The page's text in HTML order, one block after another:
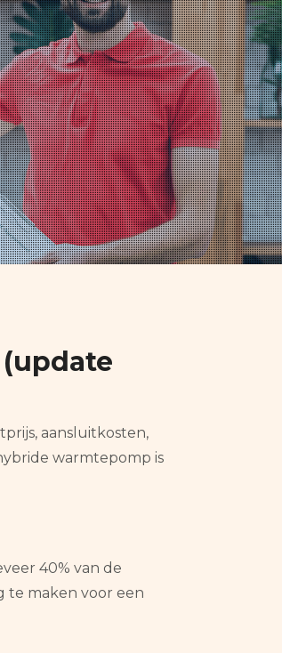
aansluitkosten,
warmtepomp is
40% van de
te maken voor een